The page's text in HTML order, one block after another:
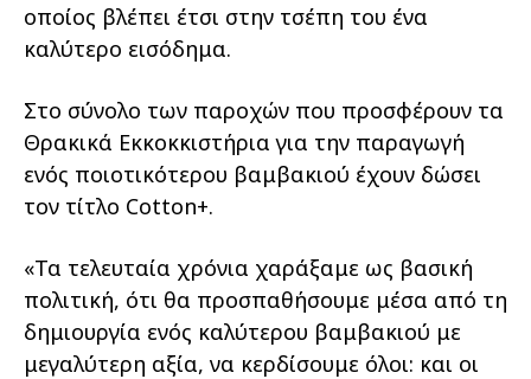
οποίος βλέπει έτσι στην τσέπη του ένα
καλύτερο εισόδημα.
Στο σύνολο των παροχών που προσφέρουν τα
Θρακικά Εκκοκκιστήρια για την παραγωγή
ενός ποιοτικότερου βαμβακιού έχουν δώσει
τον τίτλο Cotton+.
«Τα τελευταία χρόνια χαράξαμε ως βασική
πολιτική, ότι θα προσπαθήσουμε μέσα από τη
δημιουργία ενός καλύτερου βαμβακιού με
μεγαλύτερη αξία, να κερδίσουμε όλοι: και οι